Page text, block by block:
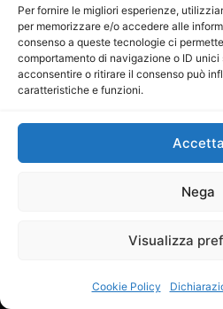
Per fornire le migliori esperienze,
per memorizzare e/o accedere alle
consenso a queste tecnologie ci
comportamento di navigazione o ID unici
acconsentire o ritirare il consenso può
caratteristiche e funzioni.
Accetta
Nega
Visualizza
Cookie Policy
29/09/
Editore: Mercurio
Direttore Editoriale:
p.zza Sant’Oliva, 9 – 90141
P.IVA:
iscritta al Registro degli